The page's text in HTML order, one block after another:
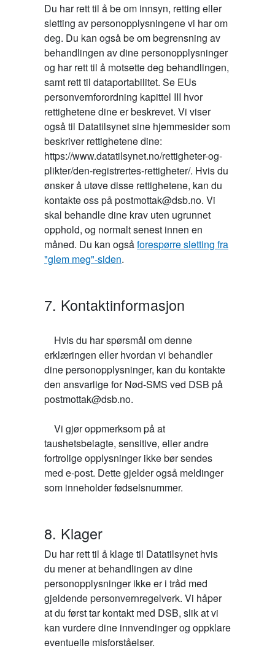
Du har rett til å be om innsyn, retting eller
sletting av personopplysningene vi har om
deg. Du kan også be om begrensning av
behandlingen av dine personopplysninger
og har rett til å motsette deg behandlingen,
samt rett til dataportabilitet. Se EUs
personvernforordning kapittel III hvor
rettighetene dine er beskrevet. Vi viser
også til Datatilsynet sine hjemmesider som
beskriver rettighetene dine:
https://www.datatilsynet.no/rettigheter-og-
plikter/den-registrertes-rettigheter/. Hvis du
ønsker å utøve disse rettighetene, kan du
kontakte oss på postmottak@dsb.no. Vi
skal behandle dine krav uten ugrunnet
opphold, og normalt senest innen en
måned. Du kan ogsåforespørre sletting fra
"glem meg"-siden.
7. Kontaktinformasjon
erklæringen eller hvordan vi behandler
dine personopplysninger, kan du kontakte
den ansvarlige for Nød-SMS ved DSB på
postmottak@dsb.no.
taushetsbelagte, sensitive, eller andre
fortrolige opplysninger ikke bør sendes
med e-post. Dette gjelder også meldinger
8. Klager
Du har rett til å klage til Datatilsynet hvis
du mener at behandlingen av dine
personopplysninger ikke er i tråd med
gjeldende personvernregelverk. Vi håper
at du først tar kontakt med DSB, slik at vi
kan vurdere dine innvendinger og oppklare
eventuelle misforståelser.